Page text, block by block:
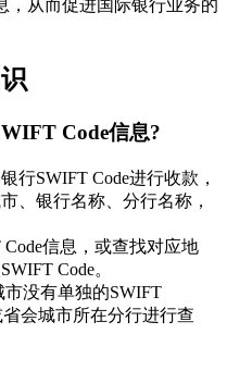
，从而促进国际银行业务的
Code信息?
行SWIFT Code进行收款，
、银行名称、分行名称，
信息，或查找对应地
Code。
没有单独的SWIFT
会城市所在分行进行查